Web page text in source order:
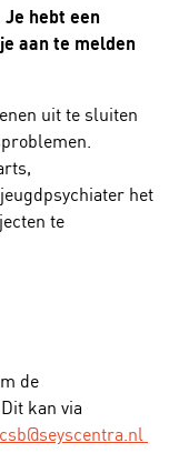
hebt een
aan te melden
uit te sluiten
het
te
de
kan via
csb@seyscentra.nl